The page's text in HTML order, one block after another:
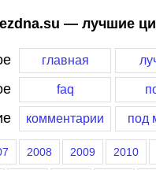
— лучшие
главная
faq
комментарии под
2008 2009 2010